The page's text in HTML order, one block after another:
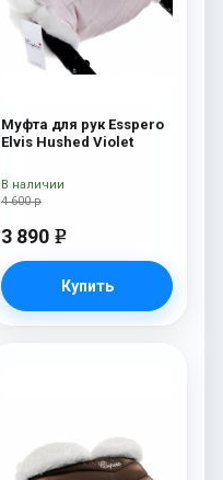
Муфта для рук Esspero
Elvis Hushed Violet
4 600 р
3 890 e
Купить
В наличии